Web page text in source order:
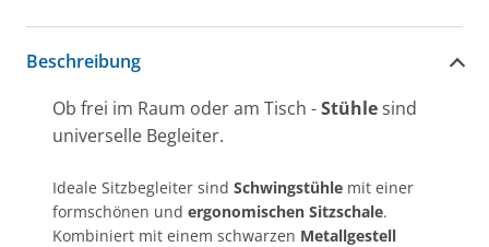
Beschreibung
Ob frei im Raum oder am Tisch -Stühlesind
universelle Begleiter.
Ideale Sitzbegleiter sind Schwingstühle mit einer
formschönen und ergonomischen Sitzschale.
Kombiniert mit einem schwarzen Metallgestell